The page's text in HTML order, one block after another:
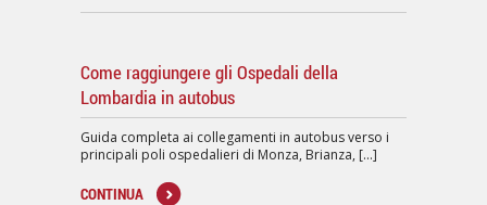
Come raggiungere gli Ospedali della
Lombardia in autobus
Guida completa ai collegamenti in autobus verso i
principali poli ospedalieri di Monza, Brianza, [...]
CONTINUA